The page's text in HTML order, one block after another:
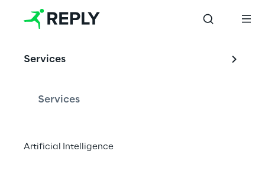
Services
Services
Artificial Intelligence